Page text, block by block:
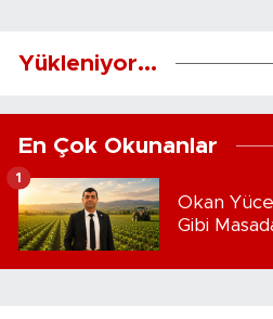
Yükleniyor...
En Çok Okunanlar
Okan
Gibi
1